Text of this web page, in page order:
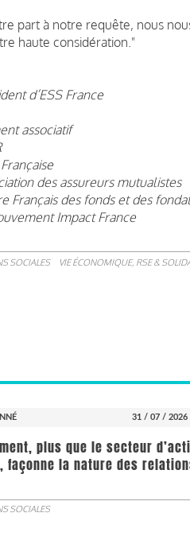
part à notre requête, nous
haute considération."
d’ESS France
associatif
des assureurs mutualistes
Français des fonds et des
Impact France
SOCIALES VIE ÉCONOMIQUE, RSE &
31 / 07 / 2026
plus que le secteur
la nature des
SOCIALES